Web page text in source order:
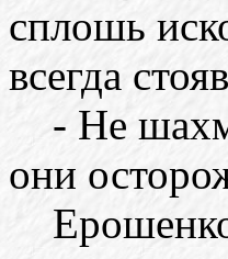
сплошь
всегда
- Не
они
Ерошенко